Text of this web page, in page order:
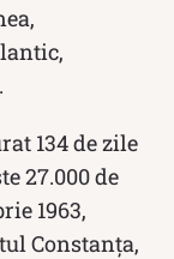
134 de zile
27.000 de
1963,
Constanţa,